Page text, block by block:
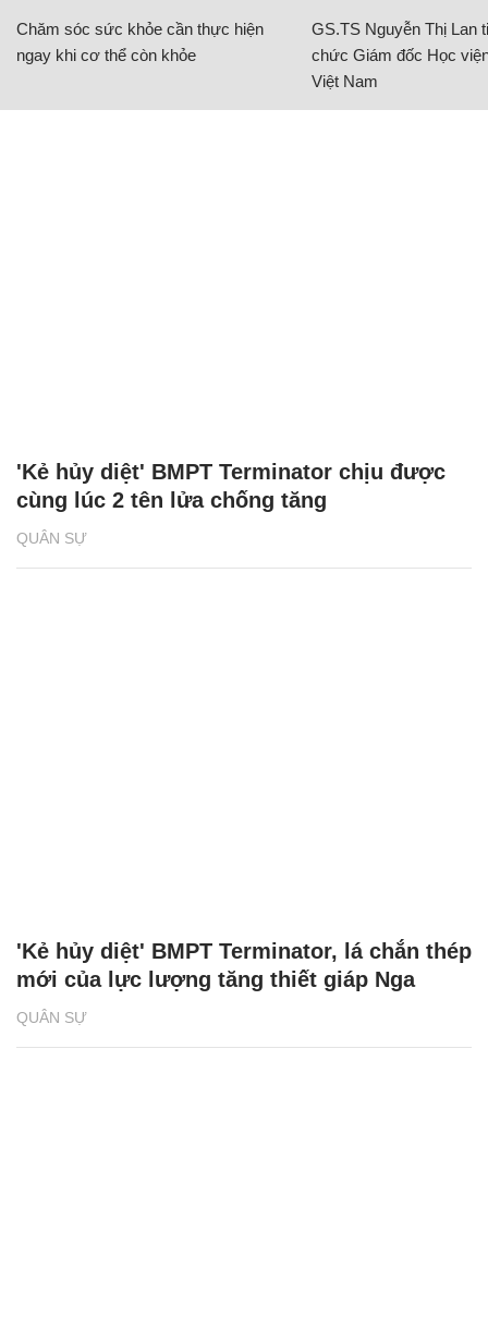
Chăm sóc sức khỏe cần thực hiện
ngay khi cơ thể còn khỏe
GS.TS Nguyễn Thị Lan
chức Giám đốc Học
Việt Nam
QUÂN SỰ
'Kẻ hủy diệt' BMPT Terminator chịu được
cùng lúc 2 tên lửa chống tăng
QUÂN SỰ
'Kẻ hủy diệt' BMPT Terminator, lá chắn thép
mới của lực lượng tăng thiết giáp Nga